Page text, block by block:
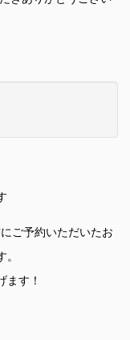
ご予約いただいたお
ます！